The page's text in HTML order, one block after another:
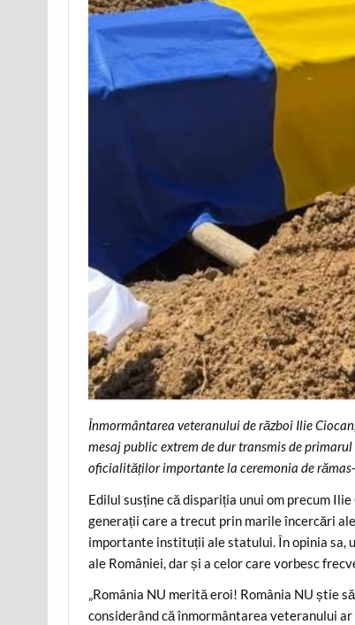
Înmormântarea veteranului de război Ilie
mesaj public extrem de dur transmis de
oficialităților importante la ceremonia de
Edilul susține că dispariția unui om precum
generații care a trecut prin marile încercări
importante instituții ale statului. În opinia sa,
ale României, dar și a celor care vorbesc
„România NU merită eroi! România NU știe
considerând că înmormântarea veteranului